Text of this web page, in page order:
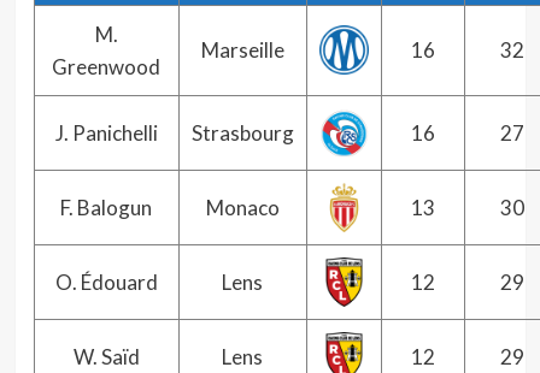
M.
Greenwood
Marseille 16 32
J. Panichelli Strasbourg 16 27
F. Balogun Monaco 13 30
O. Édouard Lens 12 29
W. Saïd Lens 12 29